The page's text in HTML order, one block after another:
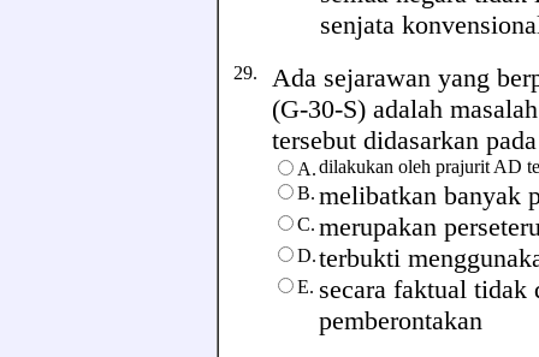
senjata
29. Ada sejarawan yang
(G-30-S) adalah
tersebut didasarkan
A.dilakukan oleh prajurit AD
B. melibatkan banyak
C. merupakan
D.terbukti
E. secara faktual tidak
pemberontakan